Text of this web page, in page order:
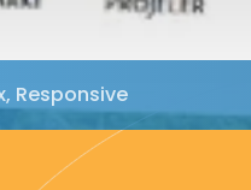
Responsive